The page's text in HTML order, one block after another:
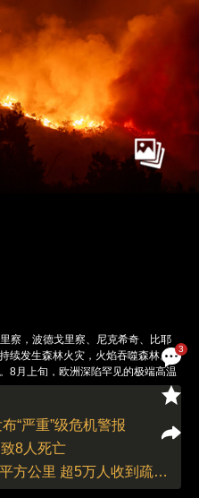
3
察，波德戈里察、尼克希奇、比耶
续发生森林火灾，火焰吞噬森林。当
8月上旬，欧洲深陷罕见的极端高温
专家强调，气候变暖导致地中海区夏
高发的“危险温床”。极端天气事件增
亦使损失进一步扩大。图：Rusmin
“严重”级危机警报
8人死亡
加州再爆发山火迅速蔓延38平方公里 超5万人收到疏散命令或警告